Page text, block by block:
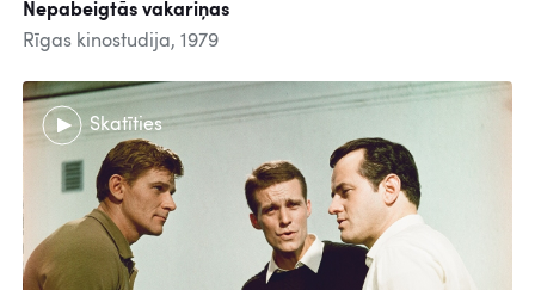
Nepabeigtās vakariņas
Rīgas kinostudija, 1979
Skatīties